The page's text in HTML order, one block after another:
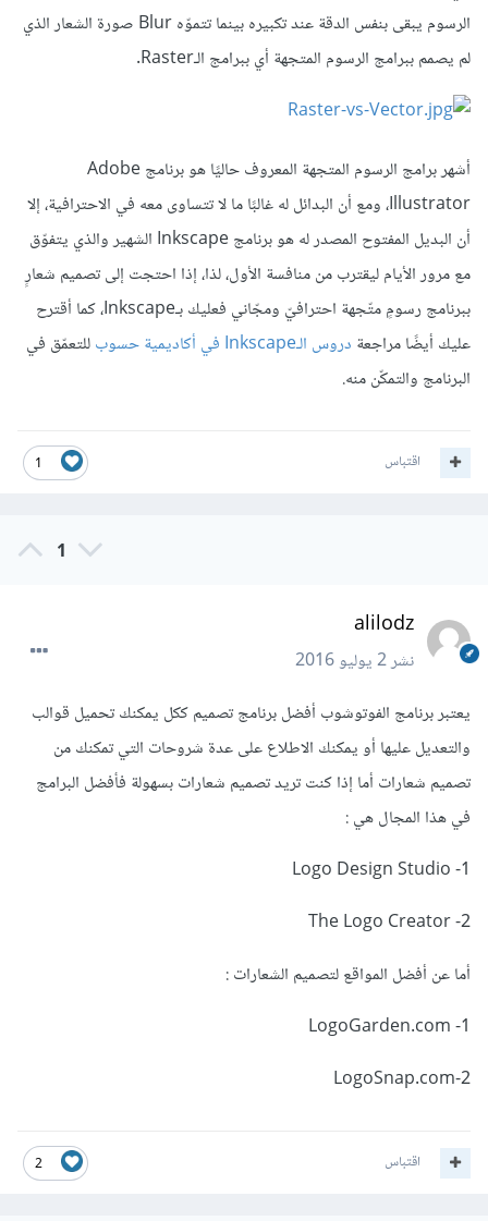
الرسوم يبقى بنفس الدقة عند تكبيره بينما تتموّه Blur صورة الشعار الذي
لم يصمم ببرامج الرسوم المتجهة أي ببرامج الـRaster.
أشهر برامج الرسوم المتجهة المعروف حاليًا هو برنامج Adobe
Illustrator، ومع أن البدائل له غالبًا ما لا تتساوى معه في الاحترافية، إلا
أن البديل المفتوح المصدر له هو برنامج Inkscape الشهير والذي يتفوّق
مع مرور الأيام ليقترب من منافسة الأول، لذا، إذا احتجت إلى تصميم شعارٍ
ببرنامج رسومٍ متّجهة احترافيّ ومجّاني فعليك بـInkscape، كما أقترح
عليك أيضًا مراجعة دروس الـInkscape في أكاديمية حسوب
للتعمّق في
البرنامج والتمكّن منه.
1 اقتباس
1
alilodz
نشر2 يوليو 2016
يعتبر برنامج الفوتوشوب أفضل برنامج تصميم ككل يمكنك تحميل قوالب
والتعديل عليها أو يمكنك الاطلاع على عدة شروحات التي تمكنك من
تصميم شعارات أما إذا كنت تريد تصميم شعارات بسهولة فأفضل البرامج
في هذا المجال هي :
1- Logo Design Studio
2- The Logo Creator
أما عن أفضل المواقع لتصميم الشعارات :
1- LogoGarden.com
2-LogoSnap.com
2 اقتباس